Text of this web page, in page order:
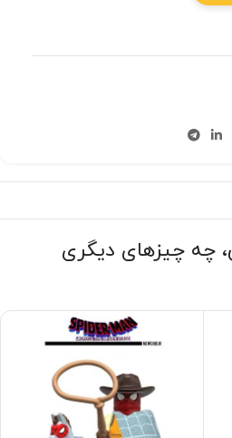
چه چیزهای دیگری